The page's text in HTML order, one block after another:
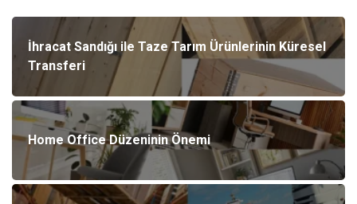
İhracat Sandığı ile Taze Tarım Ürünlerinin Küresel
Transferi
Home Office Düzeninin Önemi